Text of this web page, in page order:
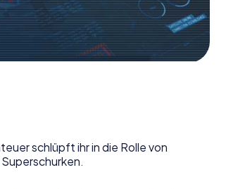
schlüpft ihr in die Rolle von